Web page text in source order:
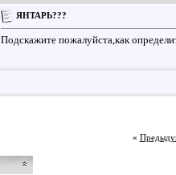
ЯНТАРЬ???
Подскажите пожалуйста,как
«